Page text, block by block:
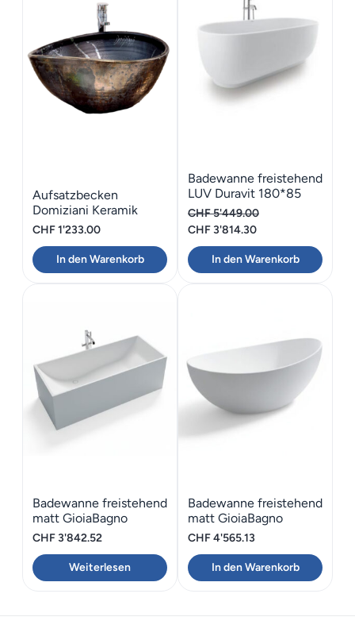
Aufsatzbecken
Domiziani Keramik
Desigual alto 50
CHF1'233.00
In den Warenkorb
Badewanne freistehend
LUV Duravit 180*85
CHF5'449.00
Ursprünglicher
Preis
war:
CHF3'814.30Aktueller
Preis
ist:
In den Warenkorb
Badewanne freistehend
matt GioiaBagno
Wanne Denver-170
CHF3'842.52
Weiterlesen
Badewanne freistehend
matt GioiaBagno
Wanne Barca-166
CHF4'565.13
In den Warenkorb